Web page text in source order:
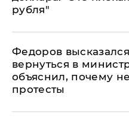
рубля"
Федоров
вернуться в
объяснил, почему
протесты